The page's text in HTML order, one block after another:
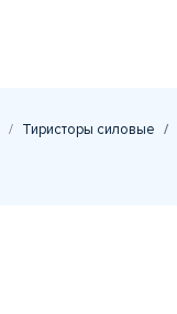
Тиристоры силовые